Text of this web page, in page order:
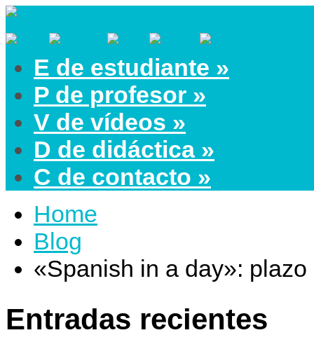
E de estudiante »
P de profesor »
V de vídeos »
D de didáctica»
C de contacto »
Home
Blog
«Spanish in a day»:
Entradas recientes